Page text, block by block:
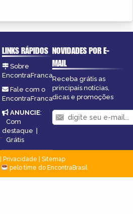
LINKS RÁPIDOS
Sobre
EncontraFranca
Fale com o
EncontraFranca
ANUNCIE:
Com
destaque |
Grátis
NOVIDADES POR E-
MAIL
Receba grátis as
principais notícias,
dicas e promoções
Privacidade
Sitemap
pelo time do EncontraBrasil